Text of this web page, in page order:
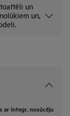
un
un,
ar integr. nosūcēju